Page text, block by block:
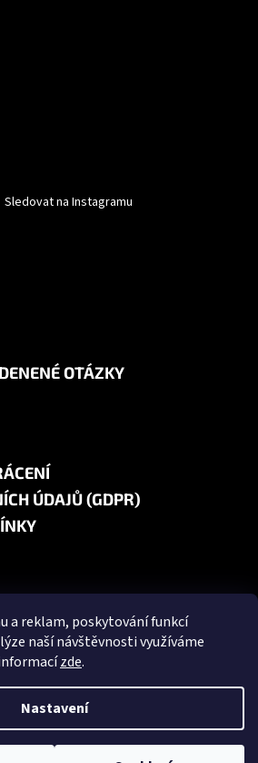
a reklam, poskytování funkcí
naší návštěvnosti využíváme
zde.
Nastavení
Sledovat na Instagramu
OTÁZKY
ÚDAJŮ (GDPR)
Vytvořil Shoptet
. Všechna práva vyhrazena.